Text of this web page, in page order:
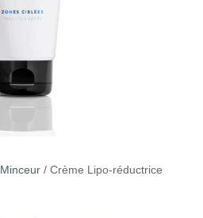
Minceur/ Crème Lipo-réductrice